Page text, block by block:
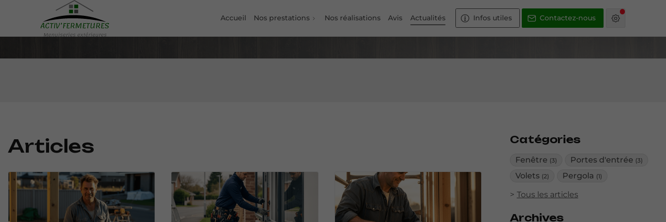
Accueil Nos prestations Nos réalisations Avis Actualités Infos utiles Contactez-nous
Catégories
Fenêtre (3) Portes d'entrée (3)
Volets (2) Pergola (1)
Tous les articles
Archives
Articles